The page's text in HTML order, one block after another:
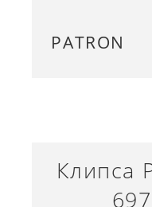
PATRON
Клипса